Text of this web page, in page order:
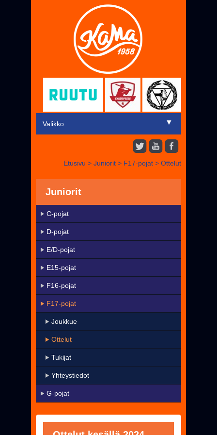
Valikko ▼
▼
KaMa-VIP
Yhteystiedot
Harrastetoiminta ▼
Uutiset
Pelissä mukana
Jäseneksi - Hanki oma KaMa-korttisi!
Etusivu > Juniorit > F17-pojat > Ottelut
Juniorit
C-pojat
D-pojat
E/D-pojat
E15-pojat
F16-pojat
F17-pojat
Joukkue
Ottelut
Tukijat
Yhteystiedot
G-pojat